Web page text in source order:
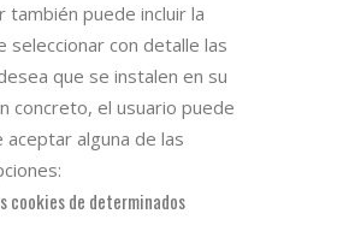
también puede incluir la
seleccionar con detalle las
que se instalen en su
concreto, el usuario puede
alguna de las
cookies de determinados